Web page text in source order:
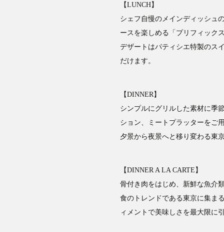
【LUNCH】
シェフ自慢のメインディッシュ
ースを楽しめる「プリフィック
デザートはパティシエ特製のス
だけます。
【DINNER】
シンプルにグリルした素材に季
ション、ミートプラッターをご
夕景から夜景へと移り変わる東
【DINNER A LA CARTE】
骨付き肉をはじめ、新鮮な魚介
食のトレンドである東京に集ま
ィメントで美味しさを最大限に